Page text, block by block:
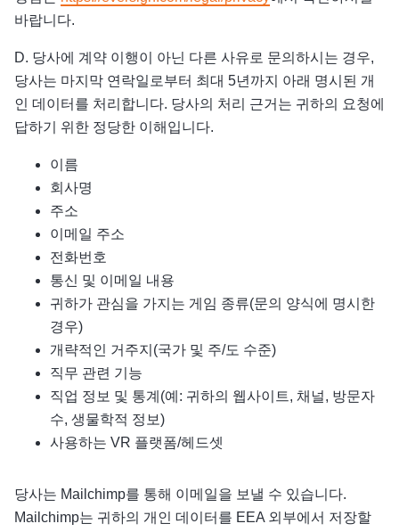
바랍니다.
D. 당사에 계약 이행이 아닌 다른 사유로 문의하시는 경우,
당사는 마지막 연락일로부터 최대 5년까지 아래 명시된 개
인 데이터를 처리합니다. 당사의 처리 근거는 귀하의 요청에
답하기 위한 정당한 이해입니다.
이름
회사명
주소
이메일 주소
전화번호
통신 및 이메일 내용
귀하가 관심을 가지는 게임 종류(문의 양식에 명시한
경우)
개략적인 거주지(국가 및 주/도 수준)
직무 관련 기능
직업 정보 및 통계(예: 귀하의 웹사이트, 채널, 방문자
수, 생물학적 정보)
사용하는 VR 플랫폼/헤드셋
당사는 Mailchimp를 통해 이메일을 보낼 수 있습니다.
Mailchimp는 귀하의 개인 데이터를 EEA 외부에서 저장할